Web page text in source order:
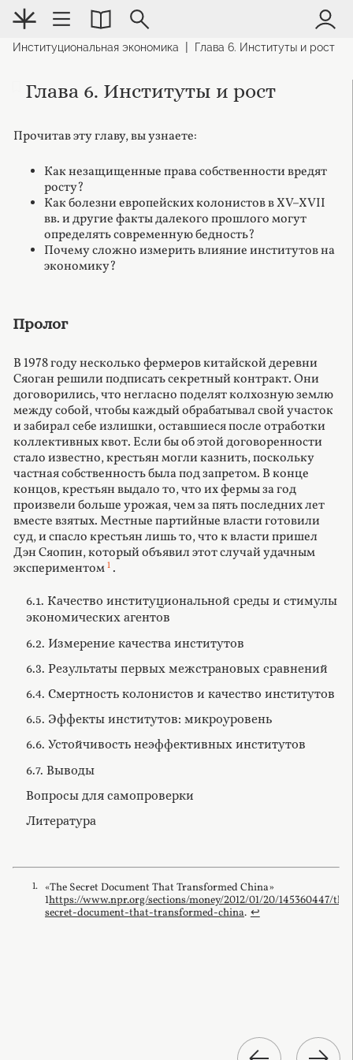
Институциональная экономика Глава 6. Институты и рост
Глава 6. Институты и рост
Прочитав эту главу, вы узнаете:
Как незащищенные права собственности вредят
росту?
Как болезни европейских колонистов в XV–XVII
вв. и другие факты далекого прошлого могут
определять современную бедность?
Почему сложно измерить влияние институтов на
экономику?
Пролог
В 1978 году несколько фермеров китайской деревни
Сяоган решили подписать секретный контракт. Они
договорились, что негласно поделят колхозную землю
между собой, чтобы каждый обрабатывал свой участок
и забирал себе излишки, оставшиеся после отработки
коллективных квот. Если бы об этой договоренности
стало известно, крестьян могли казнить, поскольку
частная собственность была под запретом. В конце
концов, крестьян выдало то, что их фермы за год
произвели больше урожая, чем за пять последних лет
вместе взятых. Местные партийные власти готовили
суд, и спасло крестьян лишь то, что к власти пришел
Дэн Сяопин, который объявил этот случай удачным
экспериментом1 .
6.1. Качество институциональной среды и стимулы
экономических агентов
6.2. Измерение качества институтов
6.3. Результаты первых межстрановых сравнений
6.4. Смертность колонистов и качество институтов
6.5. Эффекты институтов: микроуровень
6.6. Устойчивость неэффективных институтов
6.7. Выводы
Вопросы для самопроверки
Литература
«The Secret Document That Transformed Сhina»
1https://www.npr.org/sections/money/2012/01/20/145360447/the-
secret-document-that-transformed-china. ↩︎